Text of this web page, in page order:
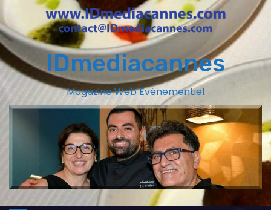
IDmediacannes
Magazine Web Evénementiel